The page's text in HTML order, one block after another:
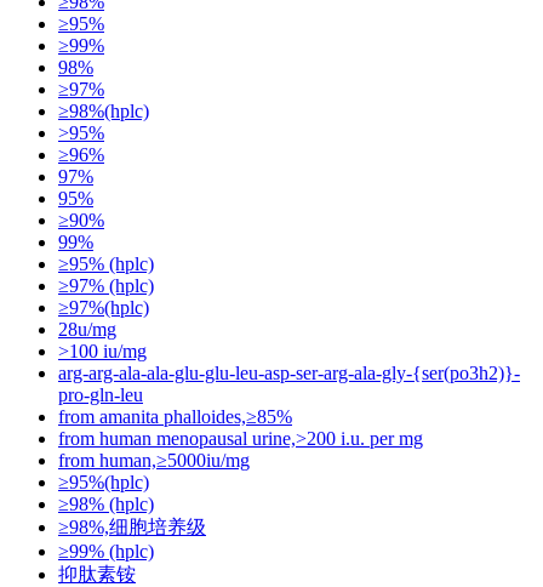
≥95%
≥99%
98%
≥97%
≥98%(hplc)
>95%
≥96%
97%
95%
≥90%
99%
≥95% (hplc)
≥97% (hplc)
≥97%(hplc)
28u/mg
>100 iu/mg
arg-arg-ala-ala-glu-glu-leu-asp-ser-arg-ala-gly-{ser(po3h2)}-
pro-gln-leu
from amanita phalloides,≥85%
from human menopausal urine,>200 i.u. per mg
from human,≥5000iu/mg
≥95%(hplc)
≥98% (hplc)
≥98%,细胞培养级
≥99% (hplc)
抑肽素铵